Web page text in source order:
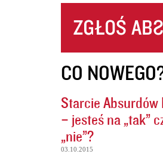
CO
Starcie Absurdów
– jesteś na „tak”
„nie”?
03.10.2015